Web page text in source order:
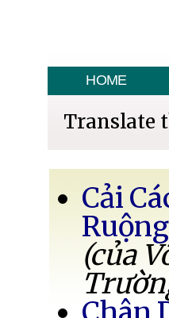
HOME
Translate
Cải
(của